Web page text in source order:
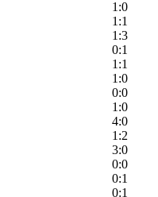
1:0
1:1
1:3
0:1
1:1
1:0
0:0
1:0
4:0
1:2
3:0
0:0
0:1
0:1